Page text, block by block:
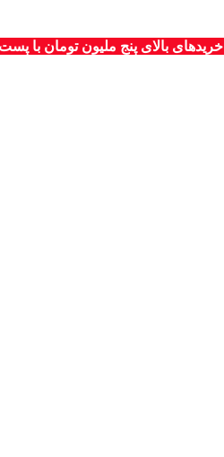
خریدهای بالای پنج ملیون تومان با